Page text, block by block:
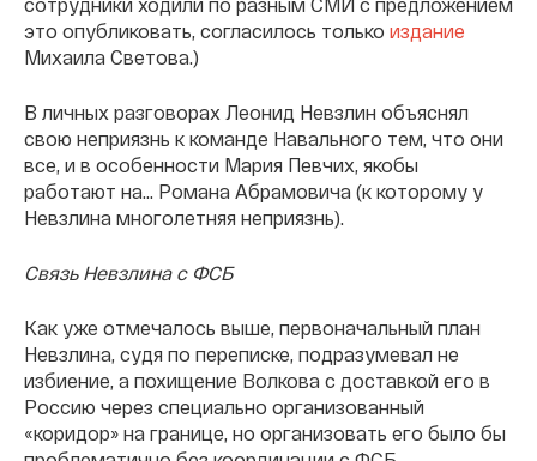
это опубликовать, согласилось только издание
Михаила Светова.)
В личных разговорах Леонид Невзлин объяснял
свою неприязнь к команде Навального тем, что они
все, и в особенности Мария Певчих, якобы
работают на... Романа Абрамовича (к которому у
Невзлина многолетняя неприязнь).
Связь Невзлина с ФСБ
Как уже отмечалось выше, первоначальный план
Невзлина, судя по переписке, подразумевал не
избиение, а похищение Волкова с доставкой его в
Россию через специально организованный
«коридор» на границе, но организовать его было бы